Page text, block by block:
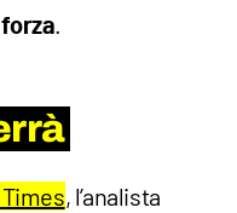
.
, l’analista